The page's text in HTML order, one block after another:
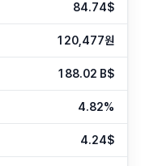
84.74$
120,477원
188.02 B$
4.82%
4.24$